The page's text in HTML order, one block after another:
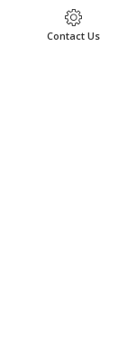
Contact Us